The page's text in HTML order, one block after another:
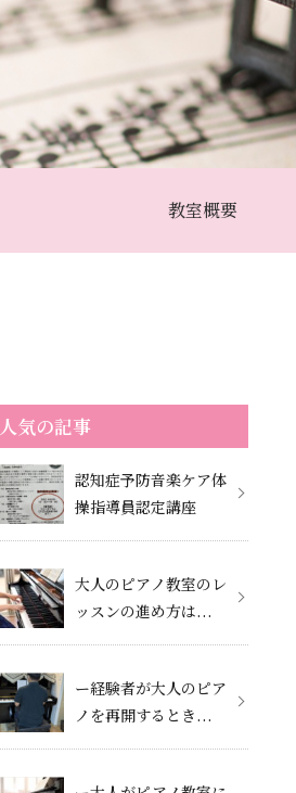
教室概要
人気の記事
認知症予防音楽ケア体
操指導員認定講座
大人のピアノ教室のレ
ッスンの進め方は...
ー経験者が大人のピア
ノを再開するとき...